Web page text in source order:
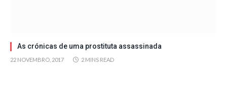
As crónicas de uma prostituta assassinada
22 NOVEMBRO, 2017 2 MINS READ